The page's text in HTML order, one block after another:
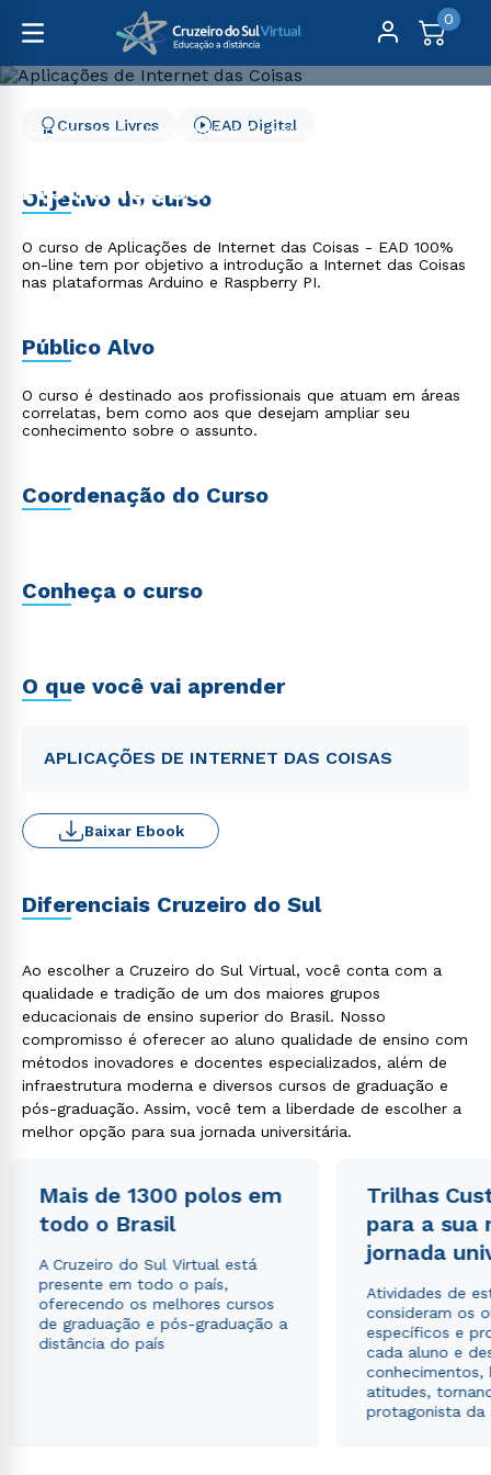
0
Cursos Livres
Engenharia e Tecnologia
Aplicações de Internet
das Coisas
Cursos Livres EAD Digital
Objetivo do curso
O curso de Aplicações de Internet das Coisas - EAD 100%
on-line tem por objetivo a introdução a Internet das Coisas
nas plataformas Arduino e Raspberry PI.
Público Alvo
O curso é destinado aos profissionais que atuam em áreas
correlatas, bem como aos que desejam ampliar seu
conhecimento sobre o assunto.
Coordenação do Curso
Conheça o curso
O que você vai aprender
APLICAÇÕES DE INTERNET DAS COISAS
Baixar Ebook
Diferenciais Cruzeiro do Sul
Ao escolher a Cruzeiro do Sul Virtual, você conta com a
qualidade e tradição de um dos maiores grupos
educacionais de ensino superior do Brasil. Nosso
compromisso é oferecer ao aluno qualidade de ensino com
métodos inovadores e docentes especializados, além de
infraestrutura moderna e diversos cursos de graduação e
pós-graduação. Assim, você tem a liberdade de escolher a
melhor opção para sua jornada universitária.
Mais de 1300 polos em
todo o Brasil
A Cruzeiro do Sul Virtual está
presente em todo o país,
oferecendo os melhores cursos
de graduação e pós-graduação a
distância do país
Trilhas
para a sua
jornada
Atividades de
consideram os
específicos e
cada aluno e
conhecimentos,
atitudes,
protagonista da